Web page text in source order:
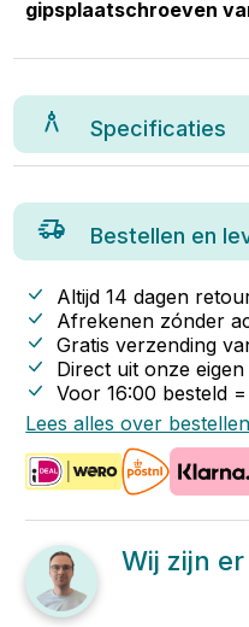
gipsplaatschroeven
Specificaties
Bestellen en
Altijd 14 dagen
Afrekenen zónder
Gratis verzending
Direct uit onze
Voor 16:00 besteld
Lees alles over
Wij zijn